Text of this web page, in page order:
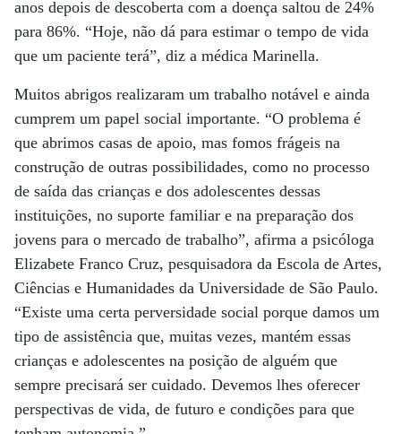
anos depois de descoberta com a doença saltou de 24%
para 86%. “Hoje, não dá para estimar o tempo de vida
que um paciente terá”, diz a médica Marinella.
Muitos abrigos realizaram um trabalho notável e ainda
cumprem um papel social importante. “O problema é
que abrimos casas de apoio, mas fomos frágeis na
construção de outras possibilidades, como no processo
de saída das crianças e dos adolescentes dessas
instituições, no suporte familiar e na preparação dos
jovens para o mercado de trabalho”, afirma a psicóloga
Elizabete Franco Cruz, pesquisadora da Escola de Artes,
Ciências e Humanidades da Universidade de São Paulo.
“Existe uma certa perversidade social porque damos um
tipo de assistência que, muitas vezes, mantém essas
crianças e adolescentes na posição de alguém que
sempre precisará ser cuidado. Devemos lhes oferecer
perspectivas de vida, de futuro e condições para que